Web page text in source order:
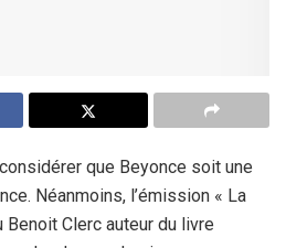
que Beyonce soit une
Néanmoins, l’émission « La
Clerc auteur du livre